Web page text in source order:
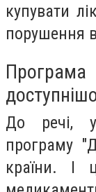
купувати
порушення
До речі,
програму
країни. І